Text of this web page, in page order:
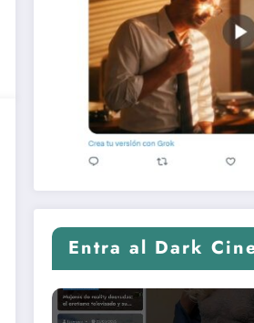
Entra al Dark